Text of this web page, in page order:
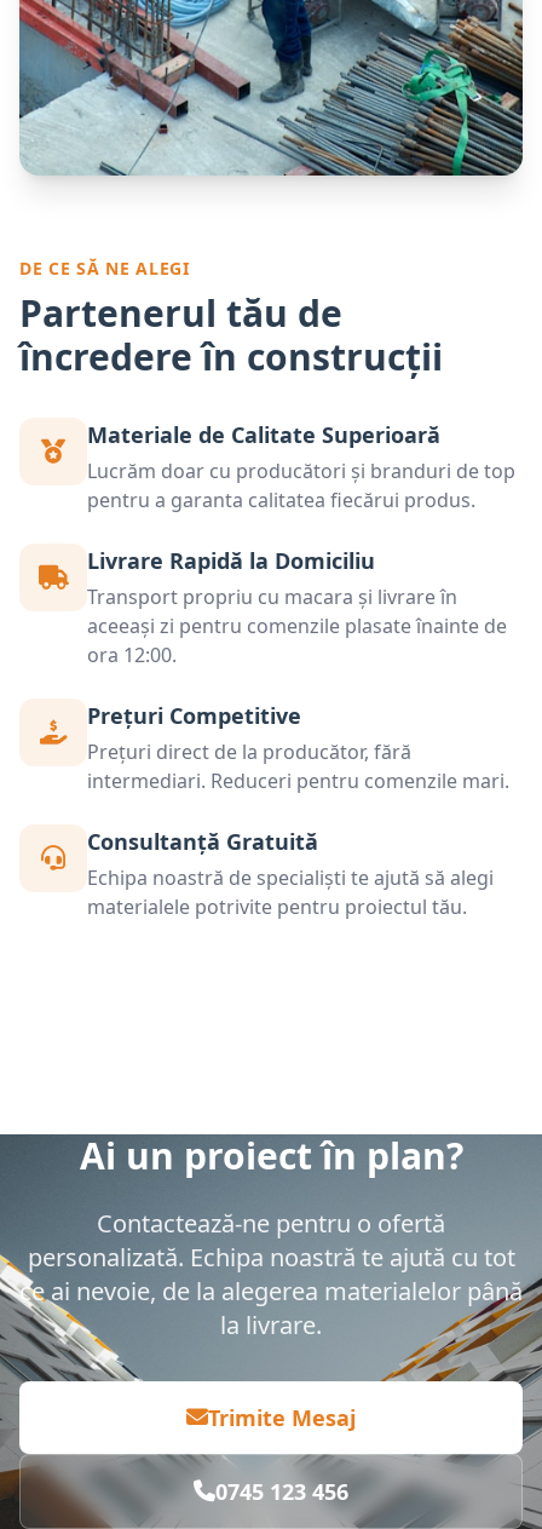
DE CE SĂ NE ALEGI
Partenerul tău de
încredere în construcții
Materiale de Calitate Superioară
Lucrăm doar cu producători și branduri de top
pentru a garanta calitatea fiecărui produs.
Livrare Rapidă la Domiciliu
Transport propriu cu macara și livrare în
aceeași zi pentru comenzile plasate înainte de
ora 12:00.
Prețuri Competitive
Prețuri direct de la producător, fără
intermediari. Reduceri pentru comenzile mari.
Consultanță Gratuită
Echipa noastră de specialiști te ajută să alegi
materialele potrivite pentru proiectul tău.
Ai un proiect în plan?
Contactează-ne pentru o ofertă
personalizată. Echipa noastră te ajută cu tot
ce ai nevoie, de la alegerea materialelor până
la livrare.
Trimite Mesaj
0745 123 456